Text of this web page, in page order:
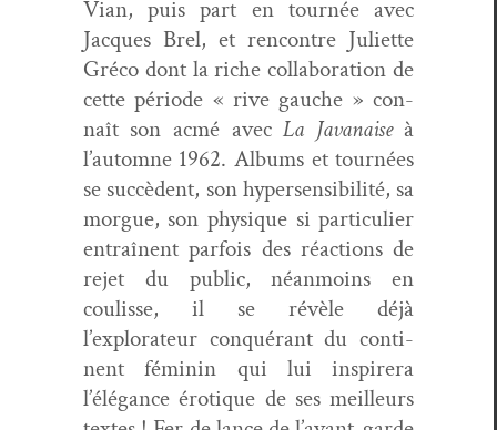
Vian, puis part en tournée avec
Jacques Brel, et ren­con­tre Juli­ette
Gré­co dont la riche col­lab­o­ra­tion de
cette péri­ode « rive gauche » con­
naît son acmé avecLa Javanaiseà
l’automne 1962. Albums et tournées
se suc­cè­dent, son hyper­sen­si­bil­ité, sa
morgue, son physique si par­ti­c­uli­er
entraî­nent par­fois des réac­tions de
rejet du pub­lic, néan­moins en
coulisse, il se révèle déjà
l’explorateur con­quérant du con­ti­
nent féminin qui lui inspir­era
l’élégance éro­tique de ses meilleurs